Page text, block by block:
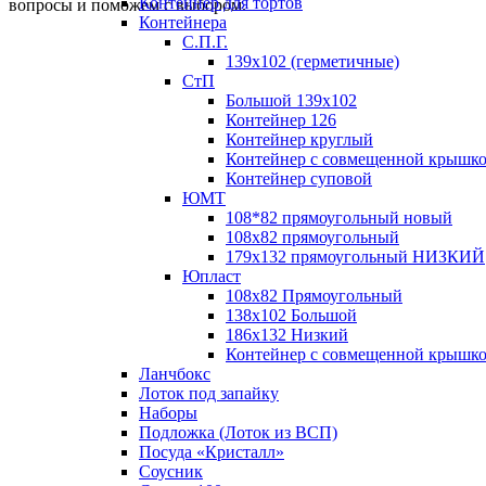
вопросы и поможем с выбором.
Контейнера
С.П.Г.
139х102 (герметичные)
СтП
Большой 139х102
Контейнер 126
Контейнер круглый
Контейнер с совмещенной
Контейнер суповой
ЮМТ
108*82 прямоугольный новый
108х82 прямоугольный
179х132 прямоугольный НИЗКИЙ
Юпласт
108х82 Прямоугольный
138х102 Большой
186х132 Низкий
Контейнер с совмещенной
Ланчбокс
Лоток под запайку
Наборы
Подложка (Лоток из ВСП)
Посуда «Кристалл»
Соусник